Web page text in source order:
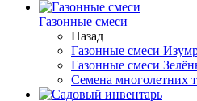
Газонные смеси
Назад
Газонные смеси
Газонные смеси
Семена многолетних